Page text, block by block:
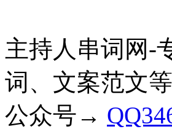
主持人串词网-
词、文案范文
公众号→